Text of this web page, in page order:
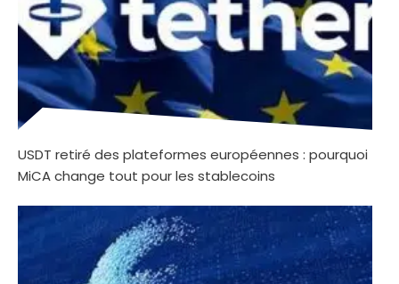
USDT retiré des plateformes européennes : pourquoi
MiCA change tout pour les stablecoins